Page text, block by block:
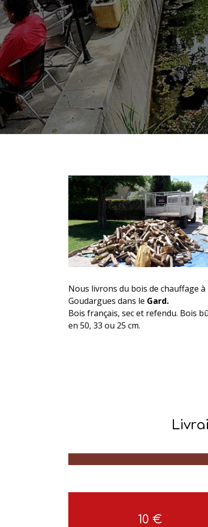
Nous livrons du bois de chauffage à
Goudargues dans le Gard.
Bois français, sec et refendu. Bois
en 50, 33 ou 25 cm.
10 €